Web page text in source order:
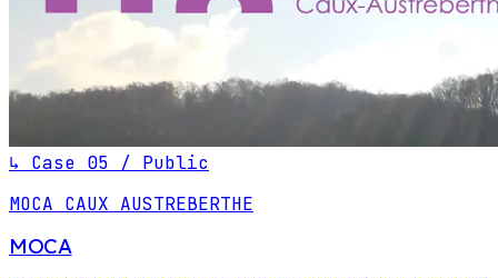
↳ Case 05 / Public
MOCA CAUX AUSTREBERTHE
MOCA